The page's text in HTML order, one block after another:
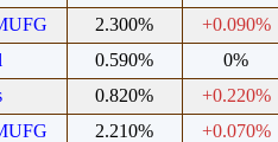
2.300% +0.090%
0.590% 0%
0.820% +0.220%
2.210% +0.070%